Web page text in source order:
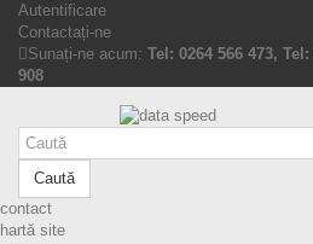
Autentificare
Contactați-ne
Sunați-ne acum: Tel: 0264 566 473,
908
Caută
contact
hartă site